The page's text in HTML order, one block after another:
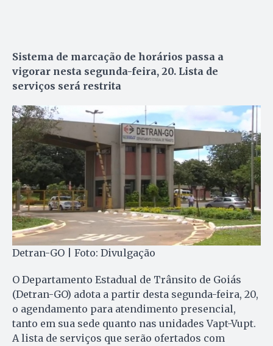
Sistema de marcação de horários passa a
vigorar nesta segunda-feira, 20. Lista de
serviços será restrita
Detran-GO | Foto: Divulgação
O Departamento Estadual de Trânsito de Goiás
(Detran-GO) adota a partir desta segunda-feira, 20,
o agendamento para atendimento presencial,
tanto em sua sede quanto nas unidades Vapt-Vupt.
A lista de serviços que serão ofertados com